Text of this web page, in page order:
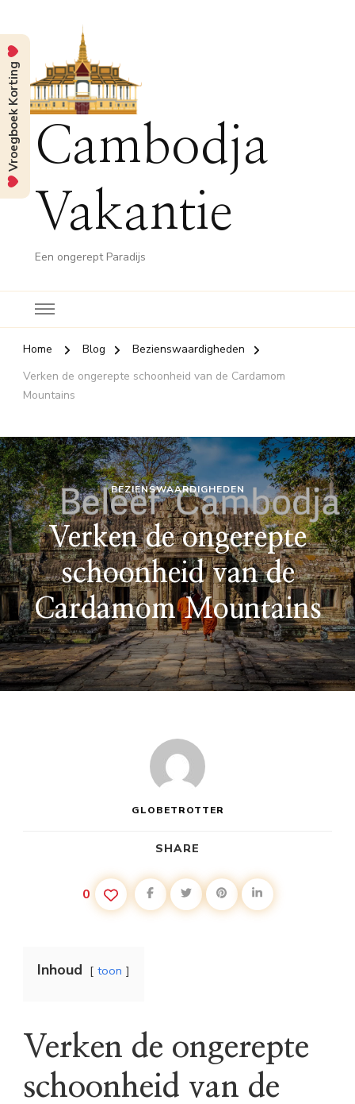
Cambodja
Vakantie
Een ongerept Paradijs
Home Blog
Bezienswaardigheden
Verken de ongerepte schoonheid van de Cardamom
Mountains
BEZIENSWAARDIGHEDEN
Verken de ongerepte
schoonheid van de
Cardamom Mountains
GLOBETROTTER
SHARE
0
Inhoud toon
Verken de ongerepte
schoonheid van de
Vroegboek Korting